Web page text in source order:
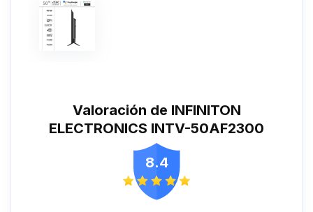
Valoración de INFINITON
ELECTRONICS INTV-50AF2300
8.4